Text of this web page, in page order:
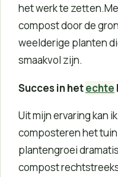
het werk te
compost door de
weelderige planten
smaakvol zijn.
Succes in hetechte
Uit mijn ervaring kan
composteren het
plantengroei
compost